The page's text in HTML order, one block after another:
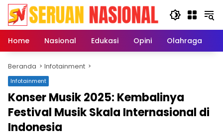
Langsung
konten
Home
Nasional Edukasi Opini Olahraga
Beranda Infotainment
Infotainment
Konser Musik 2025: Kembalinya
Festival Musik Skala Internasional di
Indonesia